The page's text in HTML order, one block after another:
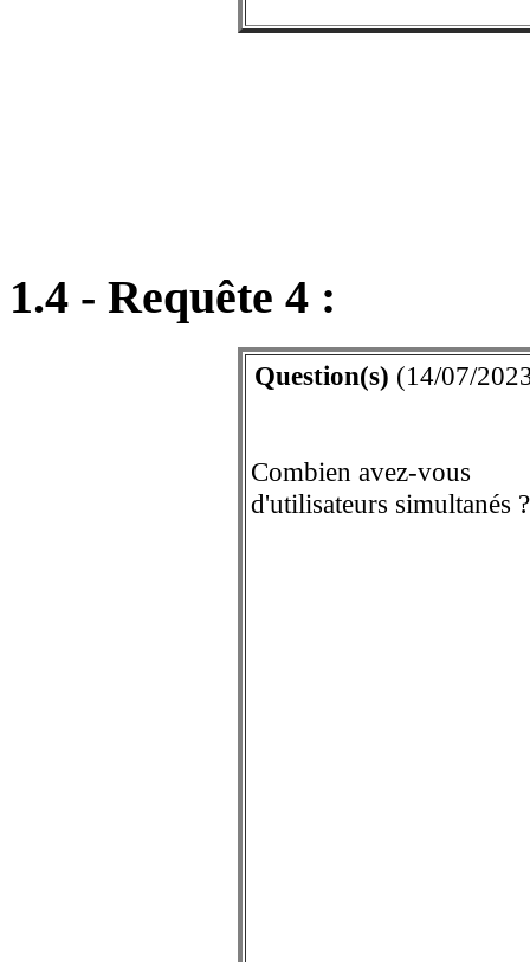
1.4 - Requête 4 :
Question(s) (14/07/
Combien avez-vous
d'utilisateurs simultanés ?